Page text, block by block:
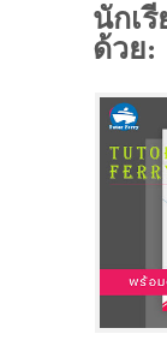
นักเ
ด้วย: